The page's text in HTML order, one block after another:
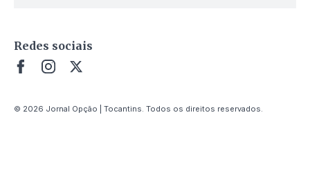
Redes sociais
© 2026 Jornal Opção | Tocantins. Todos os direitos reservados.